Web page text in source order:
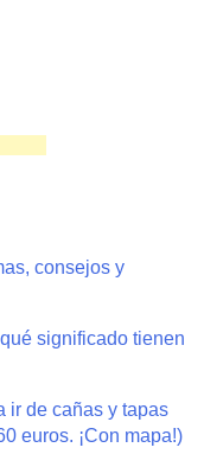
consejos y
significado tienen
ir de cañas y tapas
euros. ¡Con mapa!)